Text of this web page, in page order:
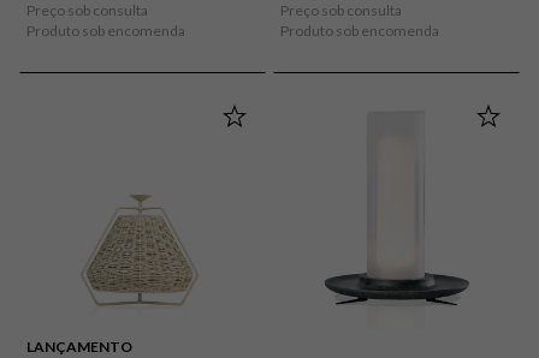
Preço sob consulta
Produto sob encomenda
Preço sob consulta
Produto sob encomenda
LANÇAMENTO